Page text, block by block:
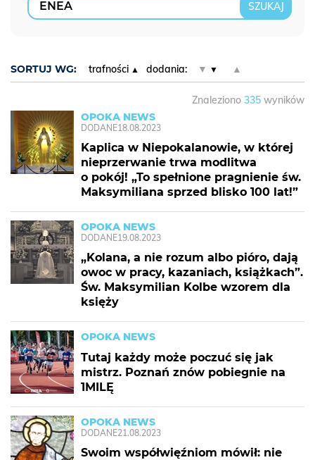
SORTUJ WG: trafności dodania: ▼ ▲
Znaleziono 335 wyników
OPOKA NEWS
DODANE18.08.2023
Kaplica w Niepokalanowie, w której
nieprzerwanie trwa modlitwa
o pokój! „To spełnione pragnienie św.
Maksymiliana sprzed blisko 100 lat!”
OPOKA NEWS
DODANE19.08.2023
„Kolana, a nie rozum albo pióro, dają
owoc w pracy, kazaniach, książkach”.
Św. Maksymilian Kolbe wzorem dla
księży
OPOKA NEWS
Tutaj każdy może poczuć się jak
mistrz. Poznań znów pobiegnie na
1MILĘ
OPOKA NEWS
DODANE21.08.2023
Swoim współwięźniom mówił: nie